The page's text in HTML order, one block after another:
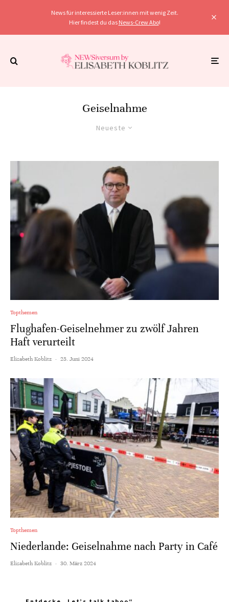
News für interessierte Leser:innen mit wenig Zeit.
Hier findest du das News-Crew Abo!
Geiselnahme
Neueste
Topthemen
Flughafen-Geiselnehmer zu zwölf Jahren
Haft verurteilt
Elisabeth Koblitz · 25. Juni 2024
Topthemen
Niederlande: Geiselnahme nach Party in Café
Elisabeth Koblitz · 30. März 2024